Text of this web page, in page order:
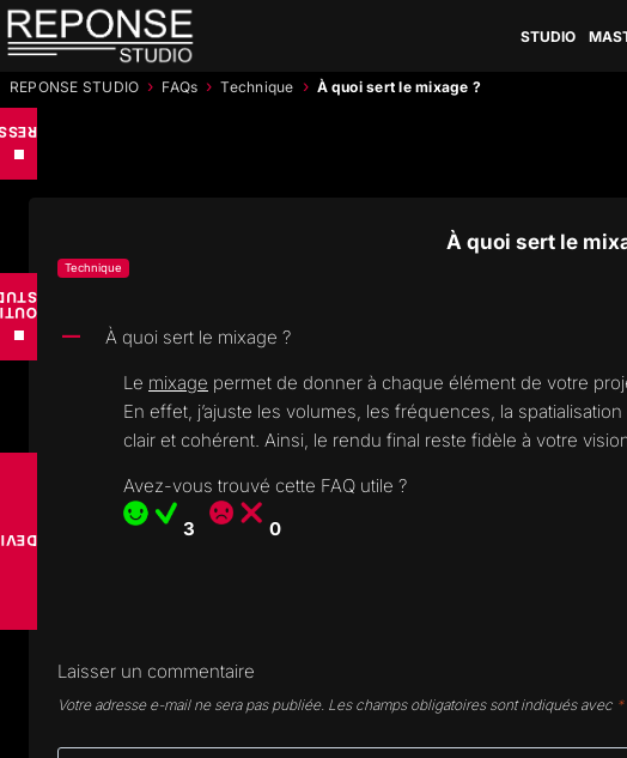
Aller
au
STUDIO
REPONSE STUDIO › FAQs › Technique › À quoi sert le mixage ?
À quoi sert le
Technique
A
À quoi sert le mixage ?
Le mixage permet de donner à chaque élément de votre
En effet, j’ajuste les volumes, les fréquences, la
clair et cohérent. Ainsi, le rendu final reste fidèle à votre
Avez-vous trouvé cette FAQ utile ?
3
0
Laisser un commentaire
Votre adresse e-mail ne sera pas publiée. Les champs obligatoires sont indiqués avec *
■
■